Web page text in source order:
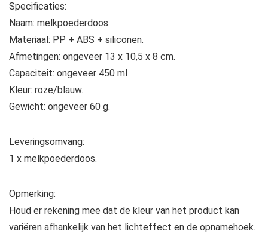
Specificaties:
Naam: melkpoederdoos
Materiaal: PP + ABS + siliconen.
Afmetingen: ongeveer 13 x 10,5 x 8 cm.
Capaciteit: ongeveer 450 ml
Kleur: roze/blauw.
Gewicht: ongeveer 60 g.
Leveringsomvang:
1 x melkpoederdoos.
Opmerking:
Houd er rekening mee dat de kleur van het product kan
variëren afhankelijk van het lichteffect en de opnamehoek.